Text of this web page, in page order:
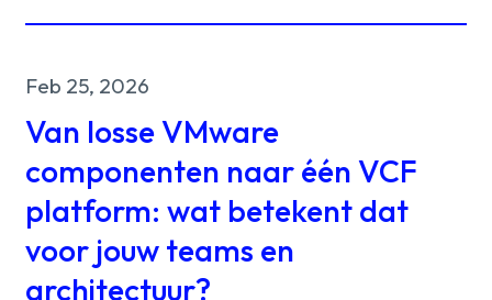
Feb 25, 2026
Van losse VMware
componenten naar één VCF
platform: wat betekent dat
voor jouw teams en
architectuur?